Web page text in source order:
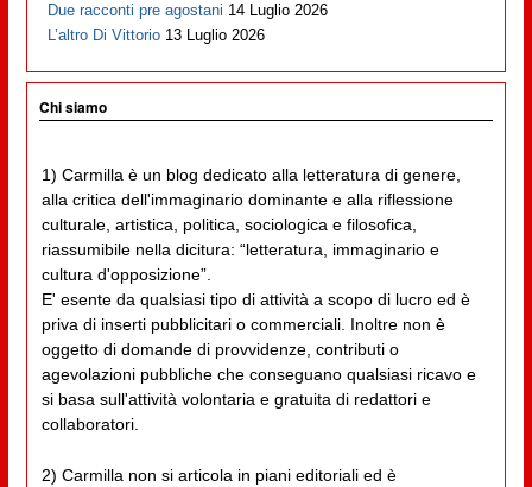
Due racconti pre agostani 14 Luglio 2026
L’altro Di Vittorio 13 Luglio 2026
Chi siamo
1) Carmilla è un blog dedicato alla letteratura di genere,
alla critica dell'immaginario dominante e alla riflessione
culturale, artistica, politica, sociologica e filosofica,
riassumibile nella dicitura: “letteratura, immaginario e
cultura d'opposizione”.
E' esente da qualsiasi tipo di attività a scopo di lucro ed è
priva di inserti pubblicitari o commerciali. Inoltre non è
oggetto di domande di provvidenze, contributi o
agevolazioni pubbliche che conseguano qualsiasi ricavo e
si basa sull'attività volontaria e gratuita di redattori e
collaboratori.
2) Carmilla non si articola in piani editoriali ed è